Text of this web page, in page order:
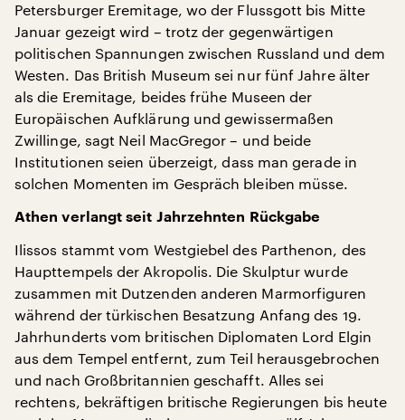
Petersburger Eremitage, wo der Flussgott bis Mitte
Januar gezeigt wird – trotz der gegenwärtigen
politischen Spannungen zwischen Russland und dem
Westen. Das British Museum sei nur fünf Jahre älter
als die Eremitage, beides frühe Museen der
Europäischen Aufklärung und gewissermaßen
Zwillinge, sagt Neil MacGregor – und beide
Institutionen seien überzeigt, dass man gerade in
solchen Momenten im Gespräch bleiben müsse.
Athen verlangt seit Jahrzehnten Rückgabe
Ilissos stammt vom Westgiebel des Parthenon, des
Haupttempels der Akropolis. Die Skulptur wurde
zusammen mit Dutzenden anderen Marmorfiguren
während der türkischen Besatzung Anfang des 19.
Jahrhunderts vom britischen Diplomaten Lord Elgin
aus dem Tempel entfernt, zum Teil herausgebrochen
und nach Großbritannien geschafft. Alles sei
rechtens, bekräftigen britische Regierungen bis heute